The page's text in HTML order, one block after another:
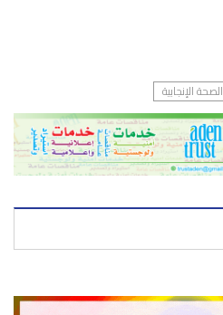
الصحة الإنجابية